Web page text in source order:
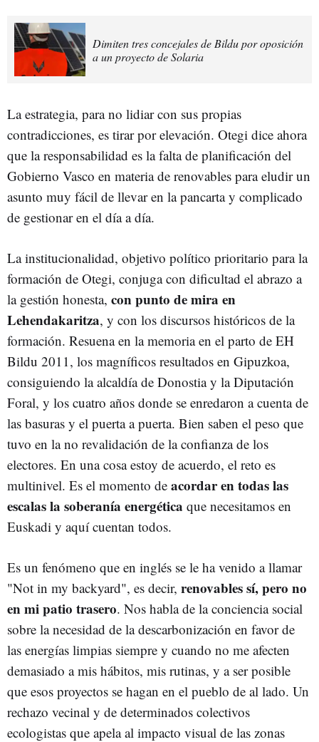
Dimiten tres concejales de Bildu por oposición
a un proyecto de Solaria
La estrategia, para no lidiar con sus propias
contradicciones, es tirar por elevación. Otegi dice ahora
que la responsabilidad es la falta de planificación del
Gobierno Vasco en materia de renovables para eludir un
asunto muy fácil de llevar en la pancarta y complicado
de gestionar en el día a día.
La institucionalidad, objetivo político prioritario para la
formación de Otegi, conjuga con dificultad el abrazo a
la gestión honesta, con punto de mira en
Lehendakaritza, y con los discursos históricos de la
formación. Resuena en la memoria en el parto de EH
Bildu 2011, los magníficos resultados en Gipuzkoa,
consiguiendo la alcaldía de Donostia y la Diputación
Foral, y los cuatro años donde se enredaron a cuenta de
las basuras y el puerta a puerta. Bien saben el peso que
tuvo en la no revalidación de la confianza de los
electores. En una cosa estoy de acuerdo, el reto es
multinivel. Es el momento de acordar en todas las
escalas la soberanía energética que necesitamos en
Euskadi y aquí cuentan todos.
Es un fenómeno que en inglés se le ha venido a llamar
"Not in my backyard", es decir, renovables sí, pero no
en mi patio trasero. Nos habla de la conciencia social
sobre la necesidad de la descarbonización en favor de
las energías limpias siempre y cuando no me afecten
demasiado a mis hábitos, mis rutinas, y a ser posible
que esos proyectos se hagan en el pueblo de al lado. Un
rechazo vecinal y de determinados colectivos
ecologistas que apela al impacto visual de las zonas